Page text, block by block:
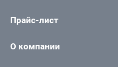
Прайс-лист
О компании